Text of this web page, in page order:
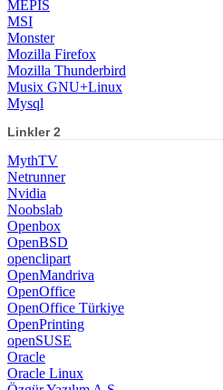
MEPIS
MSI
Monster
Mozilla Firefox
Mozilla Thunderbird
Musix GNU+Linux
Mysql
Linkler 2
MythTV
Netrunner
Nvidia
Noobslab
Openbox
OpenBSD
openclipart
OpenMandriva
OpenOffice
OpenOffice Türkiye
OpenPrinting
openSUSE
Oracle
Oracle Linux